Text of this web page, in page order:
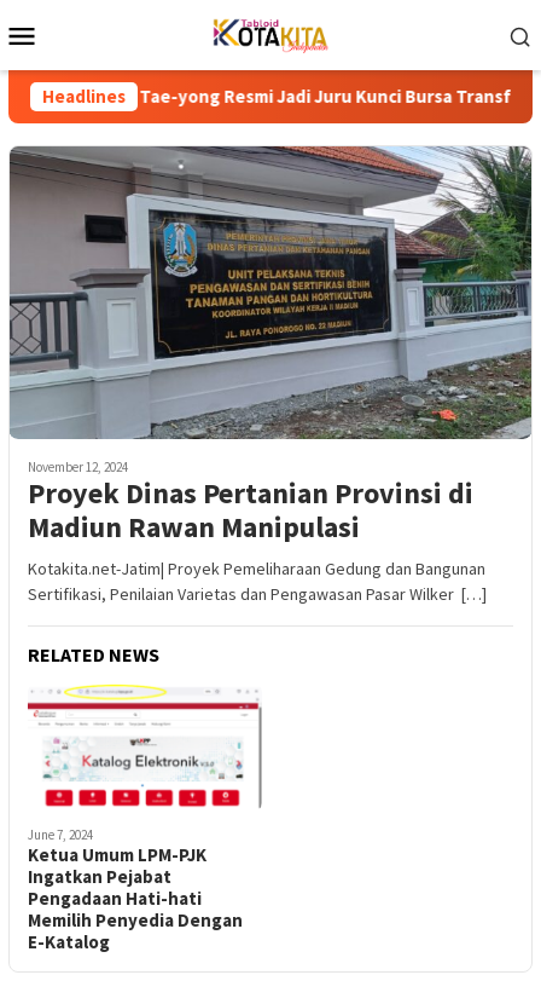
to
Menu
Headlines
Tae-yong Resmi Jadi Juru Kunci Bursa Transfer Persija
November 12, 2024
Proyek Dinas Pertanian Provinsi di
Madiun Rawan Manipulasi
Kotakita.net-Jatim| Proyek Pemeliharaan Gedung dan Bangunan
Sertifikasi, Penilaian Varietas dan Pengawasan Pasar Wilker […]
RELATED NEWS
June 7, 2024
Ketua Umum LPM-PJK
Ingatkan Pejabat
Pengadaan Hati-hati
Memilih Penyedia Dengan
E-Katalog